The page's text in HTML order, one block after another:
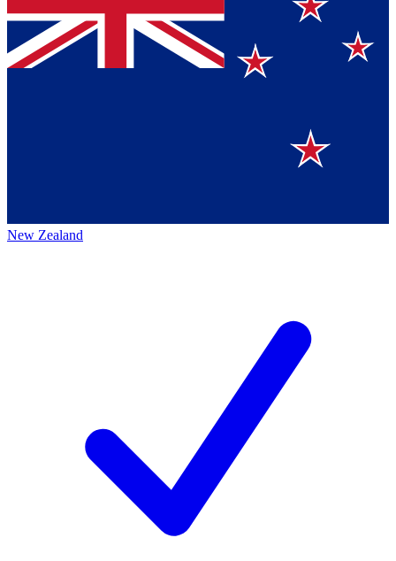
New Zealand